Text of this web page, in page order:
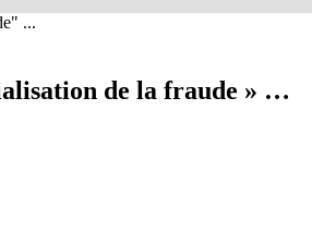
...
de la fraude » …